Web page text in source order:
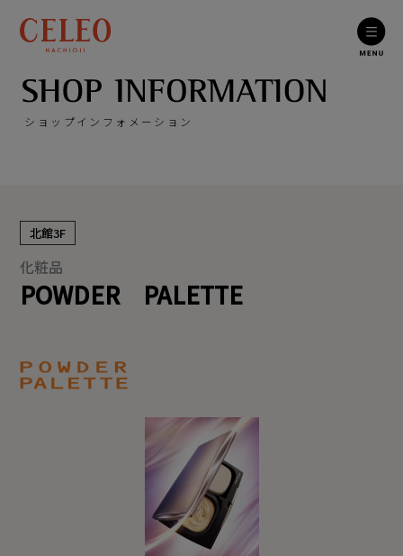
ショップインフォメーション
北館3F
化粧品
POWDER PALETTE